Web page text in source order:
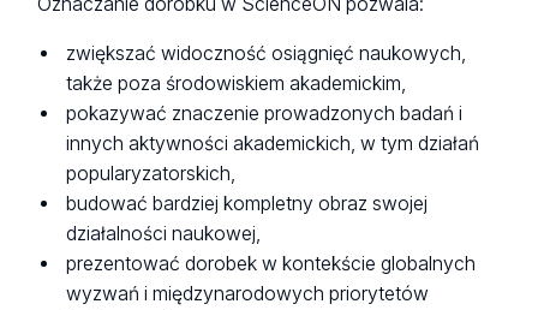
zwiększać widoczność osiągnięć naukowych,
także poza środowiskiem akademickim,
pokazywać znaczenie prowadzonych badań i
innych aktywności akademickich, w tym działań
popularyzatorskich,
budować bardziej kompletny obraz swojej
działalności naukowej,
prezentować dorobek w kontekście globalnych
wyzwań i międzynarodowych priorytetów